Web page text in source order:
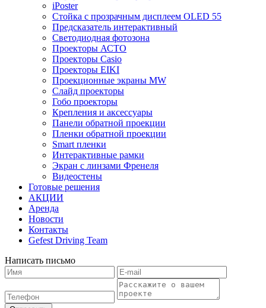
iPoster
Стойка с прозрачным дисплеем OLED 55
Предсказатель интерактивный
Светодиодная фотозона
Проекторы АСТО
Проекторы Casio
Проекторы EIKI
Проекционные экраны MW
Слайд проекторы
Гобо проекторы
Крепления и аксессуары
Панели обратной проекции
Пленки обратной проекции
Smart пленки
Интерактивные рамки
Экран с линзами Френеля
Видеостены
Готовые решения
АКЦИИ
Аренда
Новости
Контакты
Gefest Driving Team
Написать письмо